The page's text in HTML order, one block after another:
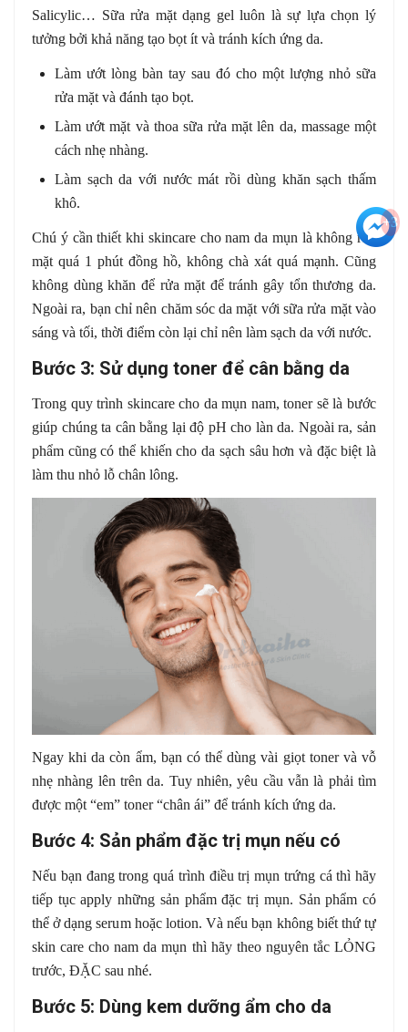
Salicylic… Sữa rửa mặt dạng gel luôn là sự lựa chọn lý
tưởng bởi khả năng tạo bọt ít và tránh kích ứng da.
Làm ướt lòng bàn tay sau đó cho một lượng nhỏ sữa
rửa mặt và đánh tạo bọt.
Làm ướt mặt và thoa sữa rửa mặt lên da, massage một
cách nhẹ nhàng.
Làm sạch da với nước mát rồi dùng khăn sạch thấm
khô.
Chú ý cần thiết khi skincare cho nam da mụn là không rửa
mặt quá 1 phút đồng hồ, không chà xát quá mạnh. Cũng
không dùng khăn để rửa mặt để tránh gây tổn thương da.
Ngoài ra, bạn chỉ nên chăm sóc da mặt với sữa rửa mặt vào
sáng và tối, thời điểm còn lại chỉ nên làm sạch da với nước.
Bước 3: Sử dụng toner để cân bằng da
Trong quy trình skincare cho da mụn nam, toner sẽ là bước
giúp chúng ta cân bằng lại độ pH cho làn da. Ngoài ra, sản
phẩm cũng có thể khiến cho da sạch sâu hơn và đặc biệt là
làm thu nhỏ lỗ chân lông.
Ngay khi da còn ẩm, bạn có thể dùng vài giọt toner và vỗ
nhẹ nhàng lên trên da. Tuy nhiên, yêu cầu vẫn là phải tìm
được một “em” toner “chân ái” để tránh kích ứng da.
Bước 4: Sản phẩm đặc trị mụn nếu có
Nếu bạn đang trong quá trình điều trị mụn trứng cá thì hãy
tiếp tục apply những sản phẩm đặc trị mụn. Sản phẩm có
thể ở dạng serum hoặc lotion. Và nếu bạn không biết thứ tự
skin care cho nam da mụn thì hãy theo nguyên tắc LỎNG
trước, ĐẶC sau nhé.
Bước 5: Dùng kem dưỡng ẩm cho da
+3